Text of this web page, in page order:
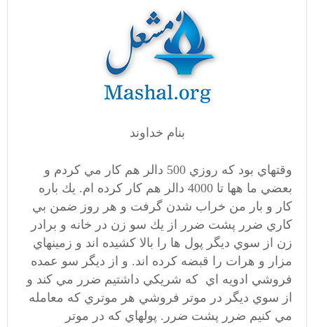
بنام خداوند
وقتهاي بود كه روزي 500 دالر هم كار مي كردم و
بعضي ما هها تا 4000 دالر هم كار كرده ام. يك باره
كار و بار من خراب شدن گرفت و هر روز ضمن بي
كاري ضرر پشت ضرر از يك سو زن در خانه و برادر
زن از سوي ديگر پول ها را بالا كشيده اند و زمينهاي
مزار و هرات را قبضه كرده اند. و از ديگر سو عمده
فروشي ادويه اي كه شريكي داشتيم ضرر مي كند و
از سوي ديگر در موتر فروشي هر موتري كه معامله
مي كنيم ضرر پشت ضرر. پولهاي كه در موتر